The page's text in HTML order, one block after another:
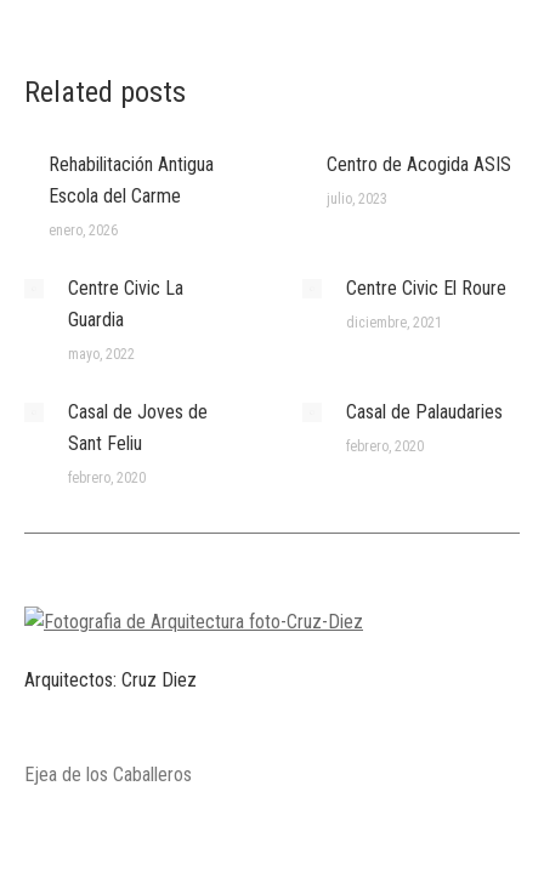
Related posts
Rehabilitación Antigua
Escola del Carme
enero, 2026
Centro de Acogida ASIS
julio, 2023
Centre Civic La
Guardia
mayo, 2022
Centre Civic El Roure
diciembre, 2021
Casal de Joves de
Sant Feliu
febrero, 2020
Casal de Palaudaries
febrero, 2020
Arquitectos: Cruz Diez
Ejea de los Caballeros